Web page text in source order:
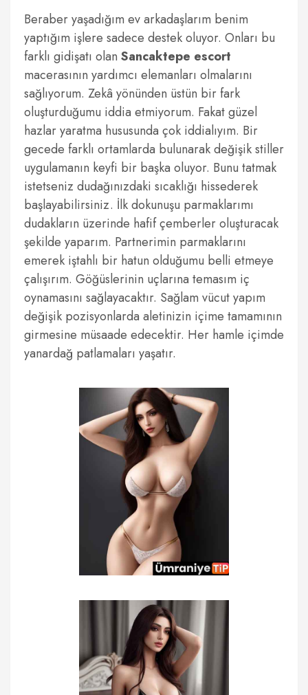
Beraber yaşadığım ev arkadaşlarım benim
yaptığım işlere sadece destek oluyor. Onları bu
farklı gidişatı olan Sancaktepe escort
macerasının yardımcı elemanları olmalarını
sağlıyorum. Zekâ yönünden üstün bir fark
oluşturduğumu iddia etmiyorum. Fakat güzel
hazlar yaratma hususunda çok iddialıyım. Bir
gecede farklı ortamlarda bulunarak değişik stiller
uygulamanın keyfi bir başka oluyor. Bunu tatmak
istetseniz dudağınızdaki sıcaklığı hissederek
başlayabilirsiniz. İlk dokunuşu parmaklarımı
dudakların üzerinde hafif çemberler oluşturacak
şekilde yaparım. Partnerimin parmaklarını
emerek iştahlı bir hatun olduğumu belli etmeye
çalışırım. Göğüslerinin uçlarına temasım iç
oynamasını sağlayacaktır. Sağlam vücut yapım
değişik pozisyonlarda aletinizin içime tamamının
girmesine müsaade edecektir. Her hamle içimde
yanardağ patlamaları yaşatır.